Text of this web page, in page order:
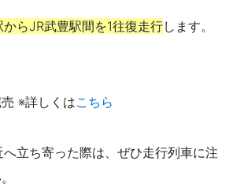
らJR武豊駅間を1往復走行します。
※詳しくはこちら
へ立ち寄った際は、ぜひ走行列車に注